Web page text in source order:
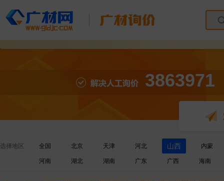
3863971
选择地区 全国 北京 天津 河北 山西 内蒙
河南 湖北 湖南 广东 广西 海南